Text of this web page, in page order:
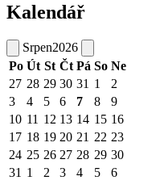
Kalendář
Srpen2026
Po Út St Čt Pá So Ne
27 28 29 30 31 1
2
3
4 5 6 7 8
9
10 11 12 13 14 15 16
17 18 19 20 21 22 23
24 25 26 27 28 29 30
31 1 2 3 4 5 6